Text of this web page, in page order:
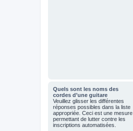
Quels sont les noms des
cordes d’une guitare
Veuillez glisser les différentes
réponses possibles dans la liste
appropriée. Ceci est une mesure
permettant de lutter contre les
inscriptions automatisées.